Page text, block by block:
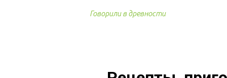
Говорили в древности